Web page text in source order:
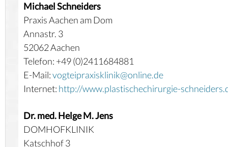
Michael Schneiders
Praxis Aachen am Dom
Annastr. 3
52062 Aachen
Telefon: +49 (0)2411684881
E-Mail:vogteipraxisklinik@online.de
Internet: http://www.plastischechirurgie-
Dr. med. Helge M. Jens
DOMHOFKLINIK
Katschhof 3